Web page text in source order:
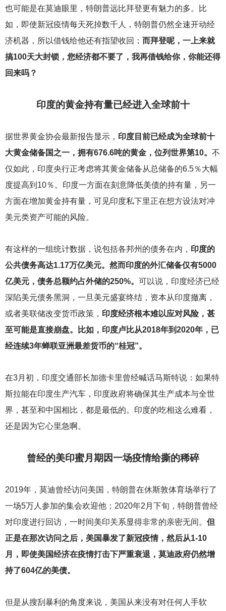
也可能是在莫迪眼里，特朗普远比拜登更有魅力的多。比
如，即使新冠疫情每天死掉数千人，特朗普仍然全速开动经
济机器，所以借钱给他还有指望收回； 而拜登呢，一上来就
搞100天大封锁，您经济都不要了，我再借钱给你，你能还得
回来吗？
印度的黄金持有量已经进入全球前十
据世界黄金协会最新报告显示， 印度目前已经成为全球前十
大黄金储备国之一，拥有676.6吨的黄金，位列世界第10。 不
仅如此，印度央行正考虑将其黄金储备从总储备的6.5％大幅
度提高到10％。印度一方面在刻意降低美债的持有量，另一
方面在增加黄金持有量，可见印度私下里正在想方设法对冲
美元类资产可能的风险。
有这样的一组统计数据，说包括各邦州的债务在内， 印度的
公共债务高达1.17万亿美元。然而印度的外汇储备仅有5000
亿美元，债务总额约占外储的250%。 可以说，印度经济已经
深陷美元债务黑洞，一旦美元盛宴终结，资本从印度撤离，
或者美联储改变货币政策， 印度经济根本难以应对风险，甚
至可能是直接崩盘。比如，印度卢比从2018年到2020年，已
经连续3年蝉联亚洲最差货币的“桂冠”。
在3月初，印度交通部长加德卡里曾经喊话马斯特说：如果特
斯拉能在印度生产汽车，印度政府将确保其生产成本与全世
界，甚至和中国相比，都是最低的。印度的吃相这么难看，
还是因为它心里急啊。
曾经的美印蜜月期因一场疫情给撕的稀碎
2019年，莫迪曾经访问美国，特朗普在休斯敦体育场举行了
一场5万人参加的集会欢迎他；2020年2月下旬，特朗普曾经
对印度进行回访，一时间美印关系显得非常的亲密无间。 但
正是在那次访问之后，美国暴发了新冠疫情，然后从1-10
月，即使美国经济在疫情打击下严重衰退，莫迪政府仍然增
持了604亿的美债。
但是从搜刮暴利的角度来说，美国从来没有对任何人手软